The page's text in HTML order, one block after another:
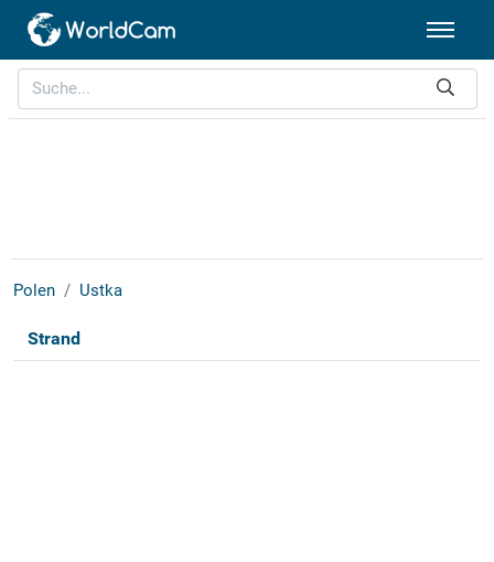
Polen Ustka
Strand